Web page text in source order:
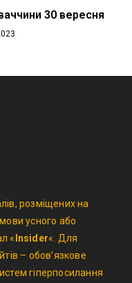
30 вересня
розміщених на
усного або
« Insider«. Для
– обов’язкове
гіперпосилання